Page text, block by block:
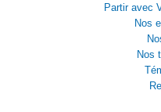
Partir avec
Nos
Nos